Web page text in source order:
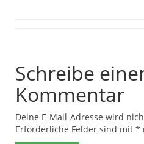
Schreibe
Kommentar
Deine E-Mail-Adresse wird
Erforderliche Felder sind mit *